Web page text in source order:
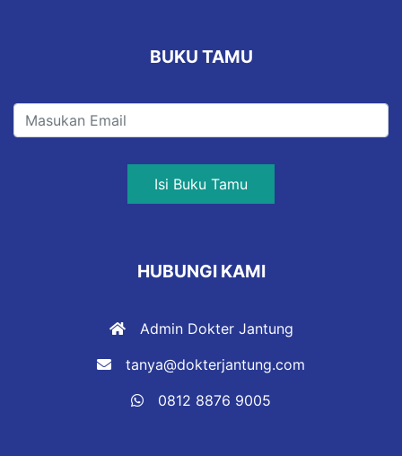
BUKU TAMU
Isi Buku Tamu
HUBUNGI KAMI
Admin Dokter Jantung
tanya@dokterjantung.com
0812 8876 9005